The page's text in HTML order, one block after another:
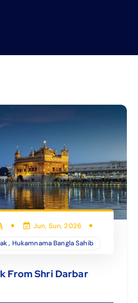
Jun, Sun, 2026
, Hukamnama Bangla Sahib
From Shri Darbar